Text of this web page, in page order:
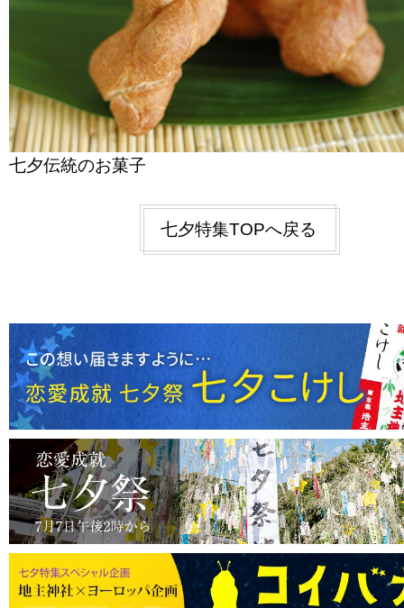
七夕伝統のお菓子
七夕特集TOPへ戻る